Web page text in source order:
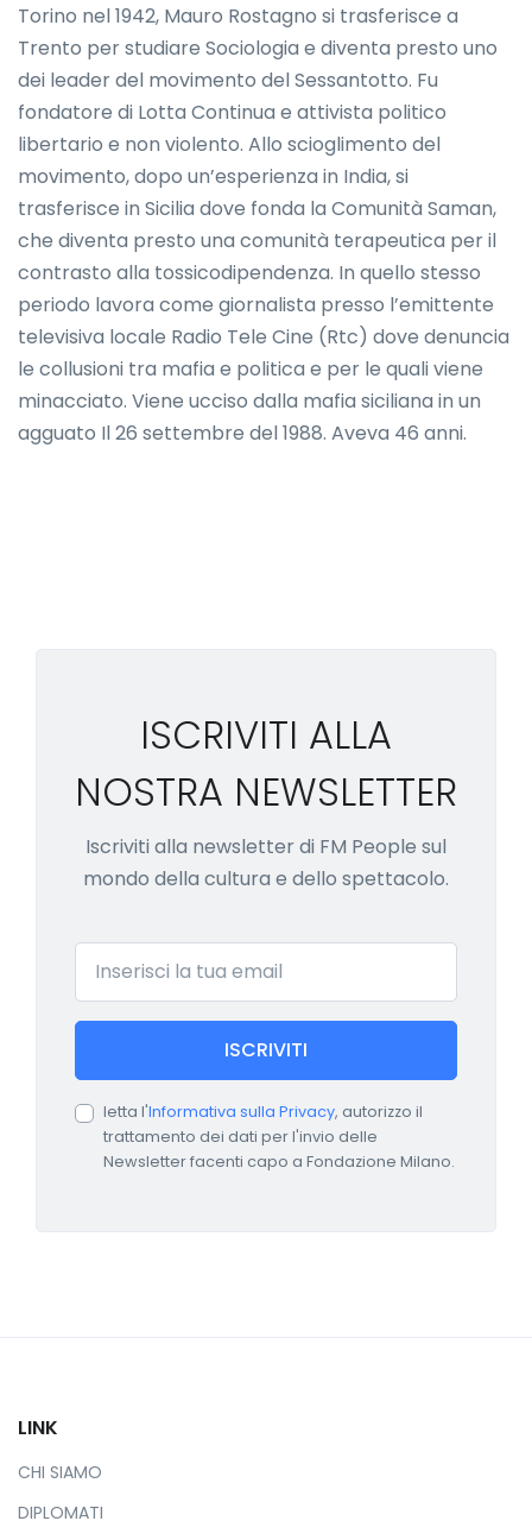
Torino nel 1942, Mauro Rostagno si trasferisce a
Trento per studiare Sociologia e diventa presto uno
dei leader del movimento del Sessantotto. Fu
fondatore di Lotta Continua e attivista politico
libertario e non violento. Allo scioglimento del
movimento, dopo un’esperienza in India, si
trasferisce in Sicilia dove fonda la Comunità Saman,
che diventa presto una comunità terapeutica per il
contrasto alla tossicodipendenza. In quello stesso
periodo lavora come giornalista presso l’emittente
televisiva locale Radio Tele Cine (Rtc) dove denuncia
le collusioni tra mafia e politica e per le quali viene
minacciato. Viene ucciso dalla mafia siciliana in un
agguato Il 26 settembre del 1988. Aveva 46 anni.
ISCRIVITI ALLA
NOSTRA NEWSLETTER
Iscriviti alla newsletter di FM People sul
mondo della cultura e dello spettacolo.
Email
ISCRIVITI
letta l'Informativa sulla Privacy, autorizzo il
trattamento dei dati per l'invio delle
Newsletter facenti capo a Fondazione Milano.
LINK
CHI SIAMO
DIPLOMATI